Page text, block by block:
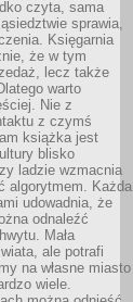
czyta, sama
sprawia,
Księgarnia
że w tym
lecz także
warto
Nie z
z czymś
książka jest
blisko
ladzie wzmacnia
algorytmem. Każda
udowadnia, że
odnaleźć
Mała
ale potrafi
na własne miasto
wiele.